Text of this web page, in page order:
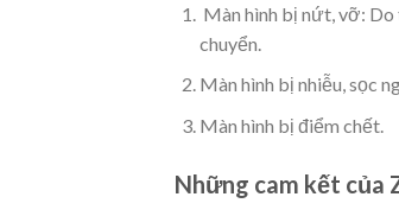
Màn hình bị nứt, vỡ:
chuyển.
Màn hình bị nhiễu, sọc
Màn hình bị điểm chết.
Những cam kết của